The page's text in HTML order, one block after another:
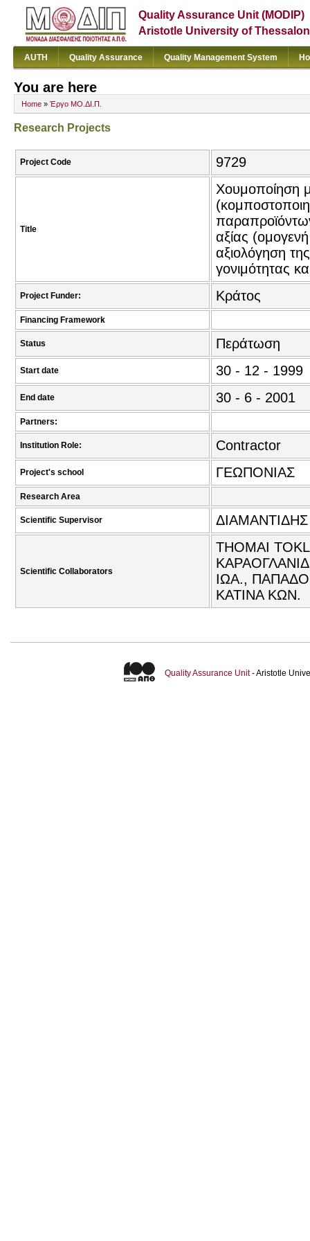
Quality Assurance Unit (MODIP)
Aristotle University of
AUTH Quality Assurance Quality Management System
You are here
Home » Έργο ΜΟ.ΔΙ.Π.
Research Projects
Project Code 9729
Title
Χουμοποίηση
αξίας
αξιολόγηση
γονιμότητας
Project Funder: Κράτος
Financing Framework
Status Περάτωση
Start date 30 - 12 - 1999
End date 30 - 6 - 2001
Partners:
Institution Role: Contractor
Project's school ΓΕΩΠΟΝΙΑΣ
Research Area
Scientific Supervisor
Scientific Collaborators
THOMAI
ΙΩΑ.,
ΚΑΤΙΝΑ ΚΩΝ.
Quality Assurance Unit- Aristotle